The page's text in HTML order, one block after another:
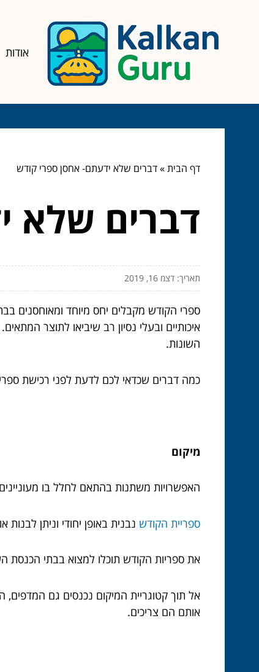
אודות
דף הבית»דברים שלא ידעתם- אחסן ספרי קודש
דברים שלא
תאריך: דצמ 16, 2019
ספרי הקודש מקבלים יחס מיוחד ומאוחסנים
איכותיים ובעלי נסיון רב שיביאו לתוצר
השונות.
כמה דברים שכדאי לכם לדעת לפני רכישת
מיקום
האפשרויות משתנות בהתאם לחלל בו
ספריית הקודש נבנית באופן יחודי וניתן
את ספריות הקודש תוכלו למצוא בבתי הכנסת
אל תוך קטוגריית המיקום נכנסים גם המדפים,
אותם הם צריכים.